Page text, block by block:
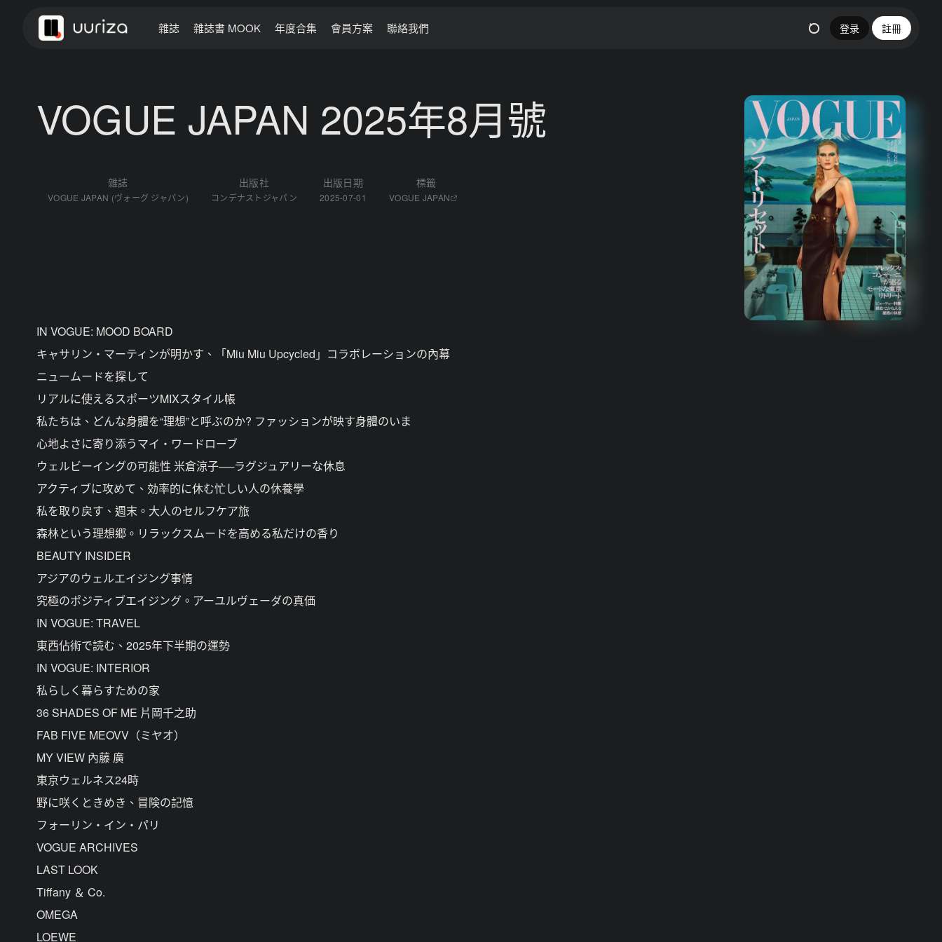
雜誌 雜誌書 MOOK 年度合集 會員方案 聯絡我們 登录 註冊
VOGUE JAPAN 2025年8月號
雜誌
VOGUE JAPAN (ヴォーグ ジャパン)
出版社
コンデナストジャパン
出版日期
2025-07-01
標籤
VOGUE JAPAN
IN VOGUE: MOOD BOARD
キャサリン・マーティンが明かす、「Miu Miu Upcycled」コラボレーションの內幕
ニュームードを探して
リアルに使えるスポーツMIXスタイル帳
私たちは、どんな身體を“理想”と呼ぶのか? ファッションが映す身體のいま
心地よさに寄り添うマイ・ワードローブ
ウェルビーイングの可能性 米倉涼子──ラグジュアリーな休息
アクティブに攻めて、効率的に休む忙しい人の休養學
私を取り戻す、週末。大人のセルフケア旅
森林という理想郷。リラックスムードを高める私だけの香り
BEAUTY INSIDER
アジアのウェルエイジング事情
究極のポジティブエイジング。アーユルヴェーダの真価
IN VOGUE: TRAVEL
東西佔術で読む、2025年下半期の運勢
IN VOGUE: INTERIOR
私らしく暮らすための家
36 SHADES OF ME 片岡千之助
FAB FIVE MEOVV（ミヤオ）
MY VIEW 內藤 廣
東京ウェルネス24時
野に咲くときめき、冒険の記憶
フォーリン・イン・パリ
VOGUE ARCHIVES
LAST LOOK
Tiffany ＆ Co.
OMEGA
LOEWE